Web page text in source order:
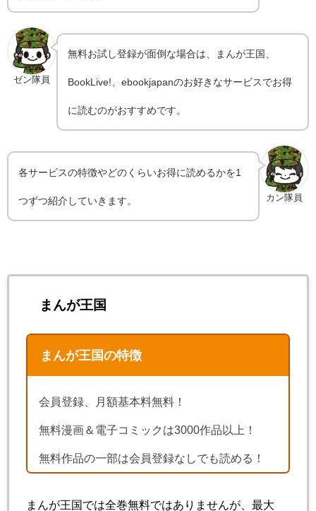
ゼン隊員
無料お試し登録が面倒な場合は、まんが王国、
BookLive!、ebookjapanのお好きなサービスでお得
に読むのがおすすめです。
カン隊員
各サービスの特徴やどのくらいお得に読めるかを1
つずつ紹介していきます。
まんが王国
まんが王国の特徴
会員登録、月額基本料無料！
無料漫画＆電子コミックは3000作品以上！
無料作品の一部は会員登録なしでも読める！
まんが王国では全巻無料ではありませんが、最大